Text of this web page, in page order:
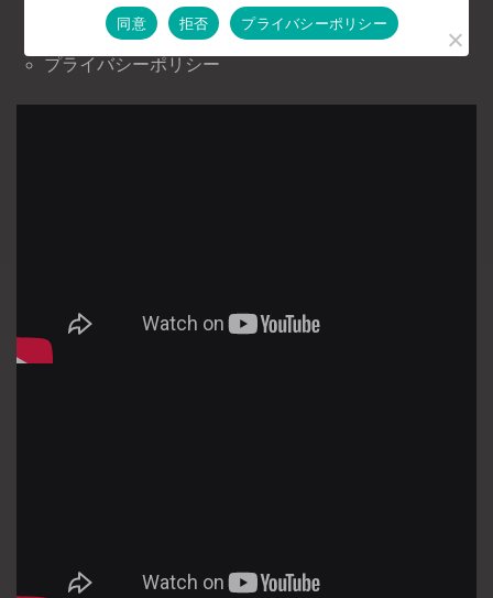
会社案内
お問い合わせ
プライバシーポリシー
同意
拒否 プライバシーポリシー